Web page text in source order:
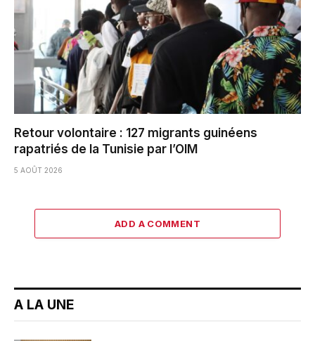
Retour volontaire : 127 migrants guinéens
rapatriés de la Tunisie par l’OIM
5 AOÛT 2026
ADD A COMMENT
A LA UNE